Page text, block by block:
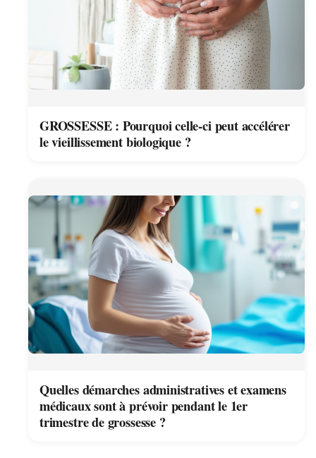
GROSSESSE : Pourquoi celle-ci peut accélérer
le vieillissement biologique ?
Quelles démarches administratives et examens
médicaux sont à prévoir pendant le 1er
trimestre de grossesse ?